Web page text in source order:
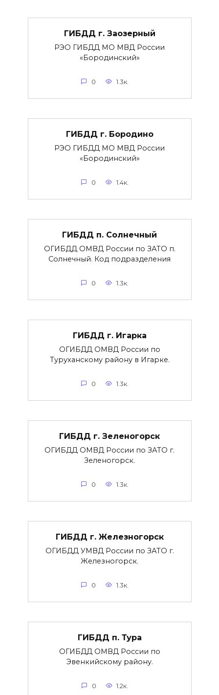
ГИБДД г. Заозерный
РЭО ГИБДД МО МВД России
«Бородинский»
0 1.3к.
ГИБДД г. Бородино
РЭО ГИБДД МО МВД России
«Бородинский»
0 1.4к.
ГИБДД п. Солнечный
ОГИБДД ОМВД России по ЗАТО п.
Солнечный. Код подразделения
0 1.3к.
ГИБДД г. Игарка
ОГИБДД ОМВД России по
Туруханскому району в Игарке.
0 1.3к.
ГИБДД г. Зеленогорск
ОГИБДД ОМВД России по ЗАТО г.
Зеленогорск.
0 1.3к.
ГИБДД г. Железногорск
ОГИБДД УМВД России по ЗАТО г.
Железногорск.
0 1.3к.
ГИБДД п. Тура
ОГИБДД ОМВД России по
Эвенкийскому району.
0 1.2к.